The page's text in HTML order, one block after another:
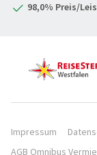
Mittelmeer
Österreich
REISEZEITRAUM
REISEDAUER
Hauptsache
8 Tage und
98,0% Preis/
Impressum
AGB Omnibus